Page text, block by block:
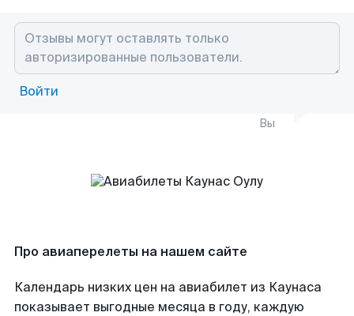
Войти
Вы
Про авиаперелеты на нашем сайте
Календарь низких цен на авиабилет из Каунаса
показывает выгодные месяца в году, каждую